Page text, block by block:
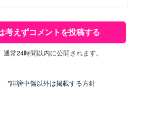
常24時間以内に公開されます。
*誹謗中傷以外は掲載する方針